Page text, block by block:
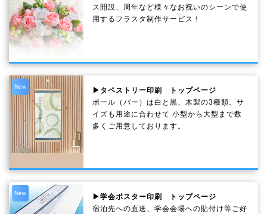
ス開設、周年など様々なお祝いのシーンで使
用するフラスタ制作サービス！
New
▶タペストリー印刷 トップページ
ポール（バー）は白と黒、木製の3種類。サ
イズも用途に合わせて 小型から大型まで数
多くご用意しております。
New
▶学会ポスター印刷 トップページ
宿泊先への直送、学会会場への貼付け等ご好